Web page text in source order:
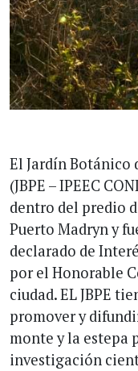
El Jardín Botánico
(JBPE – IPEEC
dentro del predio
Puerto Madryn y
declarado de
por el Honorable
ciudad. EL JBPE
promover y
monte y la estepa
investigación